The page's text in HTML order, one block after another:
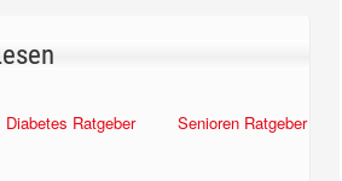
Diabetes Ratgeber Senioren Ratgeber